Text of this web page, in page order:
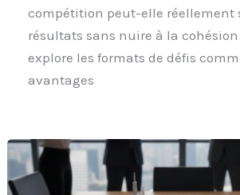
compétition peut-elle réellement
résultats sans nuire à la
explore les formats de défis
avantages